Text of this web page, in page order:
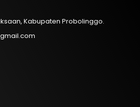
Kabupaten Probolinggo.